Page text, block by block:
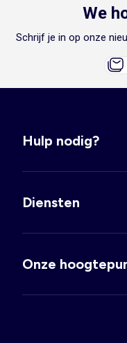
We
Schrijf je in op onze
Hulp nodig?
Diensten
Onze